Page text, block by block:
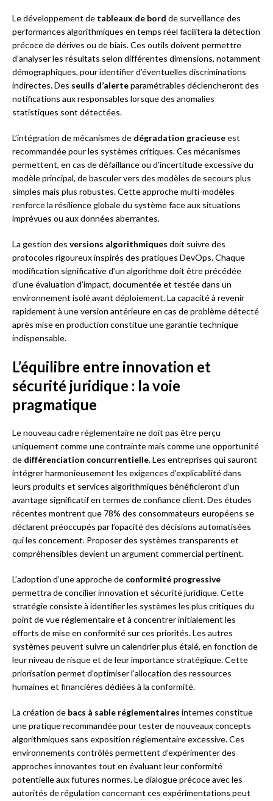
Le développement de tableaux de bord de surveillance des
performances algorithmiques en temps réel facilitera la détection
précoce de dérives ou de biais. Ces outils doivent permettre
d’analyser les résultats selon différentes dimensions, notamment
démographiques, pour identifier d’éventuelles discriminations
indirectes. Des seuils d’alerteparamétrables déclencheront des
notifications aux responsables lorsque des anomalies
statistiques sont détectées.
L’intégration de mécanismes de dégradation gracieuseest
recommandée pour les systèmes critiques. Ces mécanismes
permettent, en cas de défaillance ou d’incertitude excessive du
modèle principal, de basculer vers des modèles de secours plus
simples mais plus robustes. Cette approche multi-modèles
renforce la résilience globale du système face aux situations
imprévues ou aux données aberrantes.
La gestion des versions algorithmiques doit suivre des
protocoles rigoureux inspirés des pratiques DevOps. Chaque
modification significative d’un algorithme doit être précédée
d’une évaluation d’impact, documentée et testée dans un
environnement isolé avant déploiement. La capacité à revenir
rapidement à une version antérieure en cas de problème détecté
après mise en production constitue une garantie technique
indispensable.
L’équilibre entre innovation et
sécurité juridique : la voie
pragmatique
Le nouveau cadre réglementaire ne doit pas être perçu
uniquement comme une contrainte mais comme une opportunité
de différenciation concurrentielle. Les entreprises qui sauront
intégrer harmonieusement les exigences d’explicabilité dans
leurs produits et services algorithmiques bénéficieront d’un
avantage significatif en termes de confiance client. Des études
récentes montrent que 78% des consommateurs européens se
déclarent préoccupés par l’opacité des décisions automatisées
qui les concernent. Proposer des systèmes transparents et
compréhensibles devient un argument commercial pertinent.
L’adoption d’une approche de conformité progressive
permettra de concilier innovation et sécurité juridique. Cette
stratégie consiste à identifier les systèmes les plus critiques du
point de vue réglementaire et à concentrer initialement les
efforts de mise en conformité sur ces priorités. Les autres
systèmes peuvent suivre un calendrier plus étalé, en fonction de
leur niveau de risque et de leur importance stratégique. Cette
priorisation permet d’optimiser l’allocation des ressources
humaines et financières dédiées à la conformité.
La création de bacs à sable réglementaires internes constitue
une pratique recommandée pour tester de nouveaux concepts
algorithmiques sans exposition réglementaire excessive. Ces
environnements contrôlés permettent d’expérimenter des
approches innovantes tout en évaluant leur conformité
potentielle aux futures normes. Le dialogue précoce avec les
autorités de régulation concernant ces expérimentations peut